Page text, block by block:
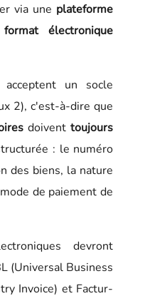
via une plateforme
format électronique
un socle
2), c'est-à-dire que
doiventtoujours
: le numéro
des biens, la nature
de paiement de
devront
(Universal Business
Invoice) et Factur-